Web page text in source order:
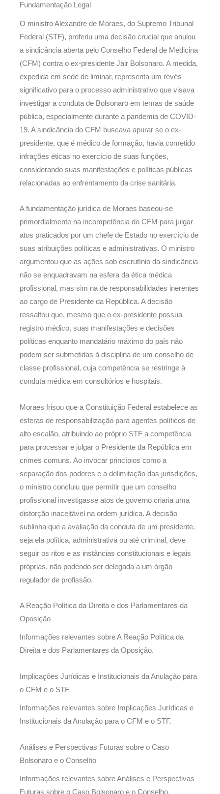
Fundamentação Legal
O ministro Alexandre de Moraes, do Supremo Tribunal
Federal (STF), proferiu uma decisão crucial que anulou
a sindicância aberta pelo Conselho Federal de Medicina
(CFM) contra o ex-presidente Jair Bolsonaro. A medida,
expedida em sede de liminar, representa um revés
significativo para o processo administrativo que visava
investigar a conduta de Bolsonaro em temas de saúde
pública, especialmente durante a pandemia de COVID-
19. A sindicância do CFM buscava apurar se o ex-
presidente, que é médico de formação, havia cometido
infrações éticas no exercício de suas funções,
considerando suas manifestações e políticas públicas
relacionadas ao enfrentamento da crise sanitária.
A fundamentação jurídica de Moraes baseou-se
primordialmente na incompetência do CFM para julgar
atos praticados por um chefe de Estado no exercício de
suas atribuições políticas e administrativas. O ministro
argumentou que as ações sob escrutínio da sindicância
não se enquadravam na esfera da ética médica
profissional, mas sim na de responsabilidades inerentes
ao cargo de Presidente da República. A decisão
ressaltou que, mesmo que o ex-presidente possua
registro médico, suas manifestações e decisões
políticas enquanto mandatário máximo do país não
podem ser submetidas à disciplina de um conselho de
classe profissional, cuja competência se restringe à
conduta médica em consultórios e hospitais.
Moraes frisou que a Constituição Federal estabelece as
esferas de responsabilização para agentes políticos de
alto escalão, atribuindo ao próprio STF a competência
para processar e julgar o Presidente da República em
crimes comuns. Ao invocar princípios como a
separação dos poderes e a delimitação das jurisdições,
o ministro concluiu que permitir que um conselho
profissional investigasse atos de governo criaria uma
distorção inaceitável na ordem jurídica. A decisão
sublinha que a avaliação da conduta de um presidente,
seja ela política, administrativa ou até criminal, deve
seguir os ritos e as instâncias constitucionais e legais
próprias, não podendo ser delegada a um órgão
regulador de profissão.
A Reação Política da Direita e dos Parlamentares da
Oposição
Informações relevantes sobre A Reação Política da
Direita e dos Parlamentares da Oposição.
Implicações Jurídicas e Institucionais da Anulação para
o CFM e o STF
Informações relevantes sobre Implicações Jurídicas e
Institucionais da Anulação para o CFM e o STF.
Análises e Perspectivas Futuras sobre o Caso
Bolsonaro e o Conselho
Informações relevantes sobre Análises e Perspectivas
Futuras sobre o Caso Bolsonaro e o Conselho.